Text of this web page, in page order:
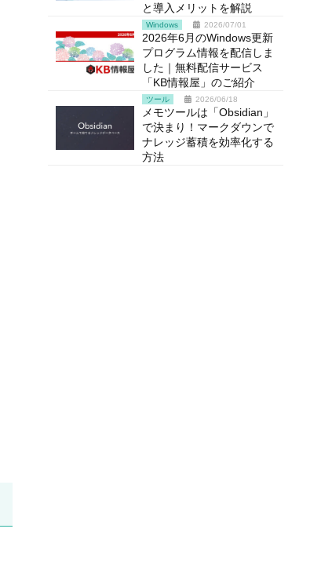
と導入メリットを解説
Windows 2026/07/01
2026年6月のWindows更新
プログラム情報を配信しま
した｜無料配信サービス
「KB情報屋」のご紹介
ツール 2026/06/18
メモツールは「Obsidian」
で決まり！マークダウンで
ナレッジ蓄積を効率化する
方法